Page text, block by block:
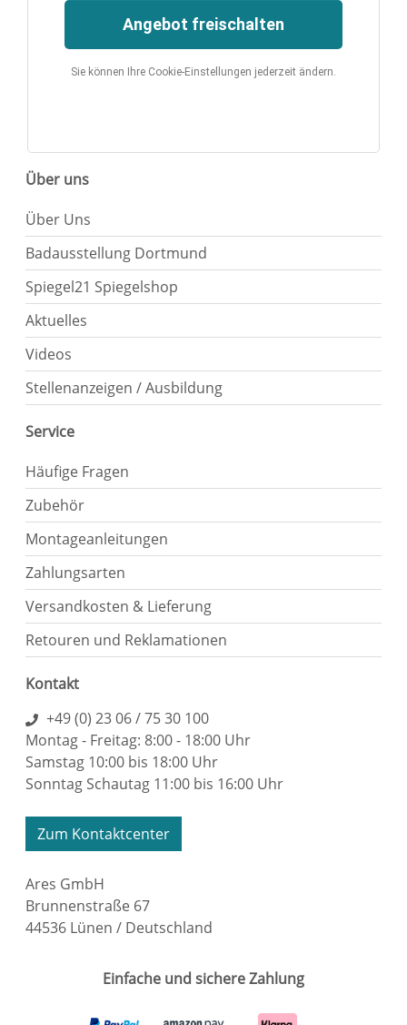
Angebot freischalten
Sie können Ihre Cookie-Einstellungen jederzeit ändern.
Über uns
Über Uns
Badausstellung Dortmund
Spiegel21 Spiegelshop
Aktuelles
Videos
Stellenanzeigen / Ausbildung
Service
Häufige Fragen
Zubehör
Montageanleitungen
Zahlungsarten
Versandkosten & Lieferung
Retouren und Reklamationen
Kontakt
+49 (0) 23 06 / 75 30 100
Montag - Freitag: 8:00 - 18:00 Uhr
Samstag 10:00 bis 18:00 Uhr
Sonntag Schautag 11:00 bis 16:00 Uhr
Zum Kontaktcenter
Ares GmbH
Brunnenstraße 67
44536 Lünen / Deutschland
Einfache und sichere Zahlung